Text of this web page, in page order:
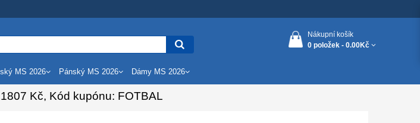
Nákupní košík
0 položek - 0.00Kč
MS 2026 Pánský MS 2026 Dámy MS 2026
1807 Kč, Kód kupónu: FOTBAL